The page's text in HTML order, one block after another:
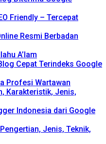
Friendly – Tercepat
Resmi Berbadan
A’lam
Cepat Terindeks Google
Profesi Wartawan
Karakteristik, Jenis,
Indonesia dari Google
Jenis, Teknik,